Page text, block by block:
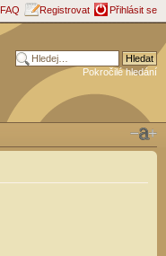
FAQ Registrovat Přihlásit se
Pokročilé hledání